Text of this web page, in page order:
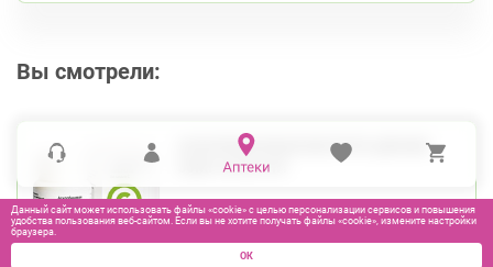
Вы смотрели:
АСКОРБИНОВАЯ КИСЛОТА ДРАЖЕ
50МГ №200 ЛП
Данный сайт может использовать файлы «cookie» с целью персонализации сервисов и повышения
удобства пользования веб-сайтом. Если вы не хотите получать файлы «cookie», измените настройки
браузера.
ОК